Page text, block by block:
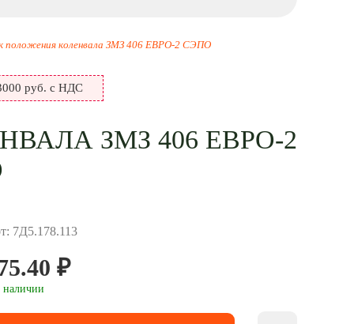
положения коленвала ЗМЗ 406 ЕВРО-2 СЭПО
руб. с НДС
ЗМЗ 406 ЕВРО-2
7Д5.178.113
₽
наличии